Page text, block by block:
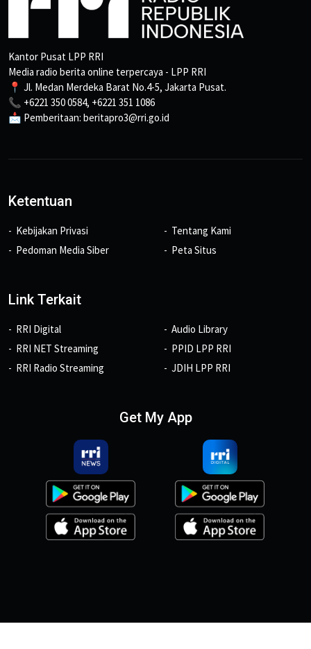
Kantor Pusat LPP RRI
Media radio berita online terpercaya - LPP RRI
📍 Jl. Medan Merdeka Barat No.4-5, Jakarta Pusat.
📞 +6221 350 0584, +6221 351 1086
📩 Pemberitaan: beritapro3@rri.go.id
Ketentuan
Kebijakan Privasi
Pedoman Media Siber
Tentang Kami
Peta Situs
Link Terkait
RRI Digital
RRI NET Streaming
RRI Radio Streaming
Audio Library
PPID LPP RRI
JDIH LPP RRI
Get My App